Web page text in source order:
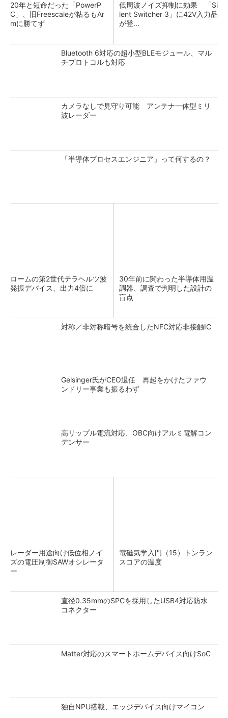
20年と短命だった「PowerP
C」、旧Freescaleが粘るもAr
mに勝てず
低周波ノイズ抑制に効果 「Si
lent Switcher 3」に42V入力品
が登...
Bluetooth 6対応の超小型BLEモジュール、マル
チプロトコルも対応
カメラなしで見守り可能 アンテナ一体型ミリ
波レーダー
「半導体プロセスエンジニア」って何するの？
ロームの第2世代テラヘルツ波
発振デバイス、出力4倍に
30年前に関わった半導体用温
調器、調査で判明した設計の
盲点
対称／非対称暗号を統合したNFC対応非接触IC
Gelsinger氏がCEO退任 再起をかけたファウ
ンドリー事業も振るわず
高リップル電流対応、OBC向けアルミ電解コン
デンサー
レーダー用途向け低位相ノイ
ズの電圧制御SAWオシレータ
ー
電磁気学入門（15）トンラン
スコアの温度
直径0.35mmのSPCを採用したUSB4対応防水
コネクター
Matter対応のスマートホームデバイス向けSoC
独自NPU搭載、エッジデバイス向けマイコン